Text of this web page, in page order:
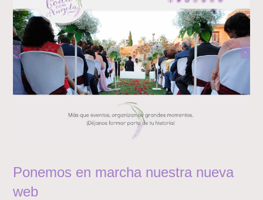
Ponemos en marcha nuestra nueva
web